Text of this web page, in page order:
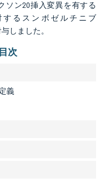
ソン20挿入変異を有する
るスンボゼルチニブ
しました。
次
義